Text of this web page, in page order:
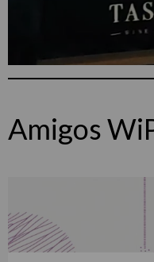
Amigos